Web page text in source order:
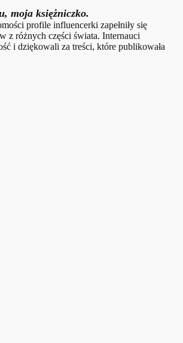
moja księżniczko.
profile influencerki zapełniły się
z różnych części świata. Internauci
i dziękowali za treści, które publikowała